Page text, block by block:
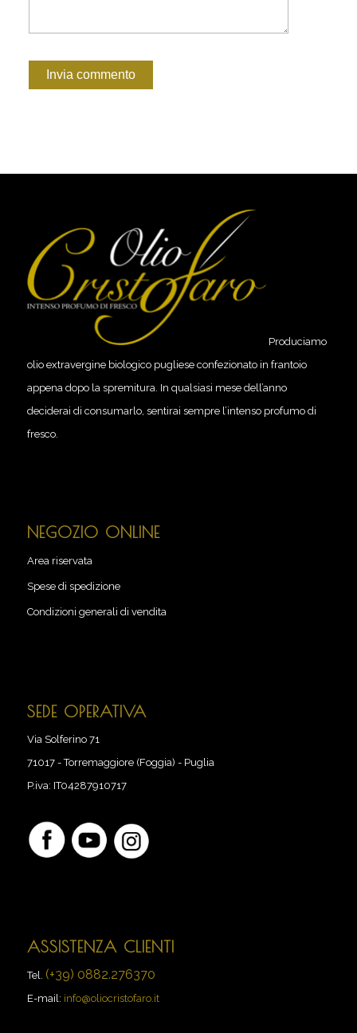
Produciamo
olio extravergine biologico pugliese confezionato in frantoio
appena dopo la spremitura. In qualsiasi mese dell’anno
deciderai di consumarlo, sentirai sempre l’intenso profumo di
fresco.
NEGOZIO ONLINE
Area riservata
Spese di spedizione
Condizioni generali di vendita
SEDE OPERATIVA
Via Solferino 71
71017-Torremaggiore (Foggia) - Puglia
P.iva: IT04287910717
ASSISTENZA CLIENTI
Tel. (+39) 0882.276370
E-mail: info@oliocristofaro.it